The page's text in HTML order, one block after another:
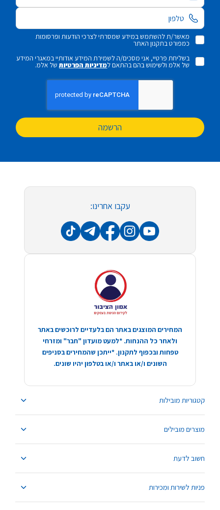
מאשר/ת להשתמש במידע שמסרתי לצרכי הודעות ופרסומות
כמפורט בתקנון האתר
בשליחת פרטיי, אני מסכים/ה לשמירת המידע אודותיי במאגרי המידע
של אלמ ולשימוש בהם בהתאם למדיניות הפרטיותשל אלמ.
הרשמה
קטגוריות מובילות
מוצרים מובילים
חשוב לדעת
פניות לשירות ומכירות
עקבו אחרינו:
המחירים המוצגים באתר הם בלעדיים לרוכשים באתר
ולאחר כל ההנחות. *למעט מועדון "חבר" ומזרחי
טפחות ובכפוף לתקנון. *ייתכן שהמחירים בסניפים
השונים ו/או באתר ו/או בטלפון יהיו שונים.